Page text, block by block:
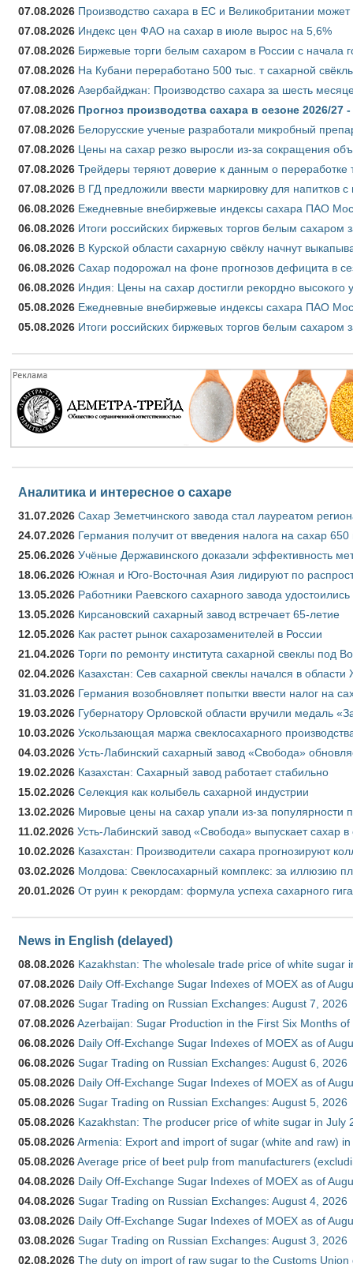
07.08.2026 Производство сахара в ЕС и Великобритании
07.08.2026 Индекс цен ФАО на сахар в июле вырос на 5,6%
07.08.2026 Биржевые торги белым сахаром в России с начала
07.08.2026 На Кубани переработано 500 тыс. т сахарной
07.08.2026 Азербайджан: Производство сахара за шесть
07.08.2026 Прогноз производства сахара в сезоне 2026/
07.08.2026 Белорусские ученые разработали микробный
07.08.2026 Цены на сахар резко выросли из-за сокращения
07.08.2026 Трейдеры теряют доверие к данным о переработке
07.08.2026 В ГД предложили ввести маркировку для напитков
06.08.2026 Ежедневные внебиржевые индексы сахара ПАО
06.08.2026 Итоги российских биржевых торгов белым сахаром
06.08.2026 В Курской области сахарную свёклу начнут
06.08.2026 Сахар подорожал на фоне прогнозов дефицита в
06.08.2026 Индия: Цены на сахар достигли рекордно высокого
05.08.2026 Ежедневные внебиржевые индексы сахара ПАО
05.08.2026 Итоги российских биржевых торгов белым сахаром
Аналитика и интересное о сахаре
31.07.2026 Сахар Земетчинского завода стал лауреатом
24.07.2026 Германия получит от введения налога на сахар
25.06.2026 Учёные Державинского доказали эффективность
18.06.2026 Южная и Юго-Восточная Азия лидируют по
13.05.2026 Работники Раевского сахарного завода удостоились
13.05.2026 Кирсановский сахарный завод встречает 65-летие
12.05.2026 Как растет рынок сахарозаменителей в России
21.04.2026 Торги по ремонту института сахарной свеклы под
02.04.2026 Казахстан: Сев сахарной свеклы начался в области
31.03.2026 Германия возобновляет попытки ввести налог на
19.03.2026 Губернатору Орловской области вручили медаль
10.03.2026 Ускользающая маржа свеклосахарного
04.03.2026 Усть-Лабинский сахарный завод «Свобода»
19.02.2026 Казахстан: Сахарный завод работает стабильно
15.02.2026 Селекция как колыбель сахарной индустрии
13.02.2026 Мировые цены на сахар упали из-за популярности
11.02.2026 Усть-Лабинский завод «Свобода» выпускает сахар в
10.02.2026 Казахстан: Производители сахара прогнозируют
03.02.2026 Молдова: Свеклосахарный комплекс: за иллюзию
20.01.2026 От руин к рекордам: формула успеха сахарного
News in English (delayed)
08.08.2026 Kazakhstan: The wholesale trade price of white sugar
07.08.2026 Daily Off-Exchange Sugar Indexes of MOEX as of
07.08.2026 Sugar Trading on Russian Exchanges: August 7, 2026
07.08.2026Azerbaijan: Sugar Production in the First Six Months of
06.08.2026 Daily Off-Exchange Sugar Indexes of MOEX as of
06.08.2026 Sugar Trading on Russian Exchanges: August 6, 2026
05.08.2026 Daily Off-Exchange Sugar Indexes of MOEX as of
05.08.2026 Sugar Trading on Russian Exchanges: August 5, 2026
05.08.2026 Kazakhstan: The producer price of white sugar in July
05.08.2026Armenia: Export and import of sugar (white and raw)
05.08.2026Average price of beet pulp from manufacturers
04.08.2026 Daily Off-Exchange Sugar Indexes of MOEX as of
04.08.2026 Sugar Trading on Russian Exchanges: August 4, 2026
03.08.2026 Daily Off-Exchange Sugar Indexes of MOEX as of
03.08.2026 Sugar Trading on Russian Exchanges: August 3, 2026
02.08.2026 The duty on import of raw sugar to the Customs